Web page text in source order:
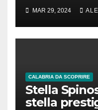
MAR 29, 2024
CALABRIA DA SCOPRIRE
Stella
stella